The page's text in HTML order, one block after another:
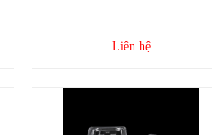
Liên hệ